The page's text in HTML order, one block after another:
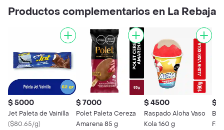
Productos complementarios en La Rebaja
$ 5000
Jet Paleta de Vainilla
($80.65/g)
$ 7000
Polet Paleta Cereza
Amarena 85 g
$ 4500
Raspado Aloha Vaso
Kola 160 g
$